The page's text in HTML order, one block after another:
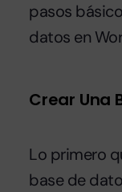
pasos
datos en
Crear Una
Lo primero
base de